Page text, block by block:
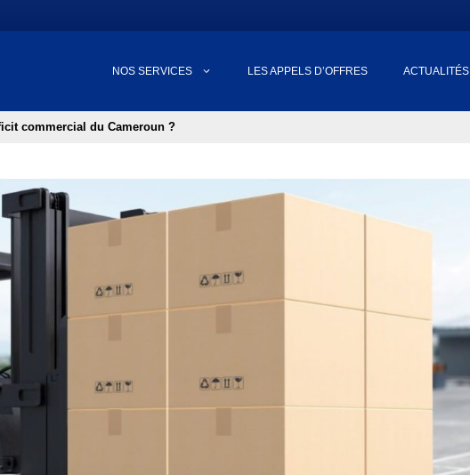
NOS SERVICES LES APPELS D’OFFRES ACTUALITÉS
commercial du Cameroun ?